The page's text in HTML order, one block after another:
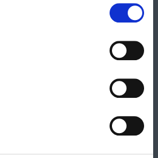
successiva